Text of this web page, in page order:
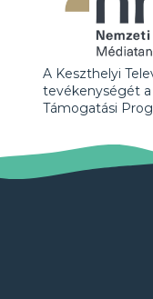
A Keszthelyi
tevékenységét a
Támogatási